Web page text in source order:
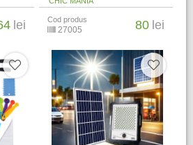
lei Cod produs
27005 80 lei